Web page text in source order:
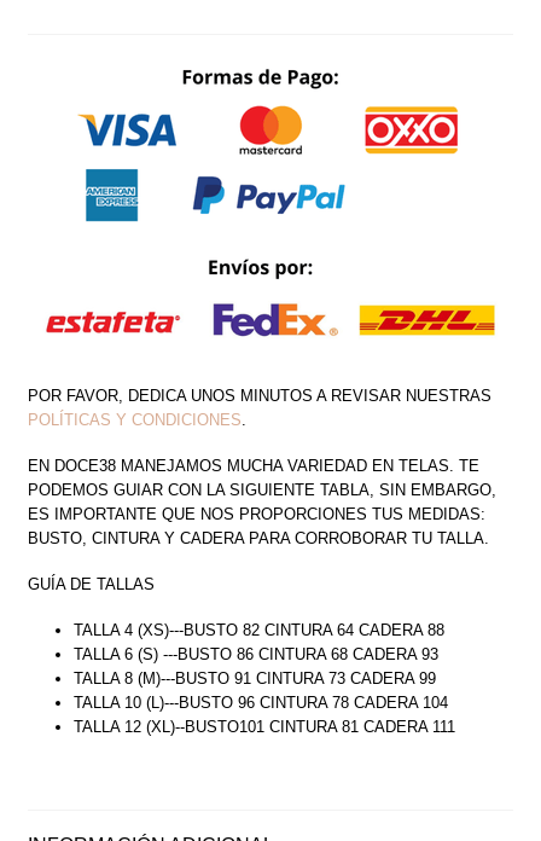
ASIMÉTRICO
DRAPEADO
ABERTURA
POR FAVOR, DEDICA UNOS MINUTOS A REVISAR NUESTRAS
POLÍTICAS Y CONDICIONES
EN DOCE38 MANEJAMOS MUCHA VARIEDAD EN TELAS. TE
PODEMOS GUIAR CON LA SIGUIENTE TABLA, SIN EMBARGO,
ES IMPORTANTE QUE NOS PROPORCIONES TUS MEDIDAS:
BUSTO, CINTURA Y CADERA PARA CORROBORAR TU TALLA.
GUÍA DE TALLAS
TALLA 4 (XS)---BUSTO 82 CINTURA 64 CADERA 88
TALLA 6 (S) ---BUSTO 86 CINTURA 68 CADERA 93
TALLA 8 (M)---BUSTO 91 CINTURA 73 CADERA 99
TALLA 10 (L)---BUSTO 96 CINTURA 78 CADERA 104
TALLA 12 (XL)--BUSTO101 CINTURA 81 CADERA 111